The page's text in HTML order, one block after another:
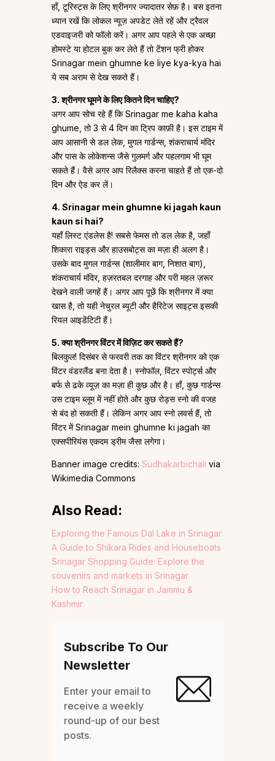
हाँ, टूरिस्ट्स के लिए श्रीनगर ज्यादातर सेफ़ है। बस इतना
ध्यान रखें कि लोकल न्यूज़ अपडेट लेते रहें और ट्रैवल
एडवाइजरी को फॉलो करें। अगर आप पहले से एक अच्छा
होमस्टे या होटल बुक कर लेते हैं तो टेंशन फ्री होकर
Srinagar mein ghumne ke liye kya-kya hai
ये सब अराम से देख सकते हैं।
3. श्रीनगर घूमने के लिए कितने दिन चाहिए?
अगर आप सोच रहे हैं कि Srinagar me kaha kaha
ghume, तो 3 से 4 दिन का ट्रिप काफ़ी है। इस टाइम में
आप आसानी से डल लेक, मुगल गार्डन्स, शंकराचार्य मंदिर
और पास के लोकेशन्स जैसे गुलमर्ग और पहलगाम भी घूम
सकते हैं। वैसे अगर आप रिलैक्स करना चाहते हैं तो एक-दो
दिन और ऐड कर लें।
4. Srinagar mein ghumne ki jagah kaun
kaun si hai?
यहाँ लिस्ट एंडलेस है! सबसे फेमस तो डल लेक है, जहाँ
शिकारा राइड्स और हाउसबोट्स का मज़ा ही अलग है।
उसके बाद मुगल गार्डन्स (शालीमार बाग, निशात बाग),
शंकराचार्य मंदिर, हज़रतबल दरगाह और परी महल ज़रूर
देखने वाली जगहें हैं। अगर आप पूछें कि श्रीनगर में क्या
खास है, तो यही नेचुरल ब्यूटी और हैरिटेज साइट्स इसकी
रियल आइडेंटिटी हैं।
5. क्या श्रीनगर विंटर में विज़िट कर सकते हैं?
बिलकुल! दिसंबर से फरवरी तक का विंटर श्रीनगर को एक
विंटर वंडरलैंड बना देता है। स्नोफॉल, विंटर स्पोर्ट्स और
बर्फ से ढके व्यूज़ का मज़ा ही कुछ और है। हाँ, कुछ गार्डन्स
उस टाइम ब्लूम में नहीं होते और कुछ रोड्स स्नो की वजह
से बंद हो सकती हैं। लेकिन अगर आप स्नो लवर्स हैं, तो
विंटर में Srinagar mein ghumne ki jagah का
एक्सपीरियंस एकदम ड्रीम जैसा लगेगा।
Banner image credits: Sudhakarbichali via
Wikimedia Commons
Also Read:
Exploring the Famous Dal Lake in Srinagar:
A Guide to Shikara Rides and Houseboats
Srinagar Shopping Guide: Explore the
souvenirs and markets in Srinagar
How to Reach Srinagar in Jammu &
Kashmir
Subscribe To Our
Newsletter
Enter your email to
receive a weekly
round-up of our best
posts.